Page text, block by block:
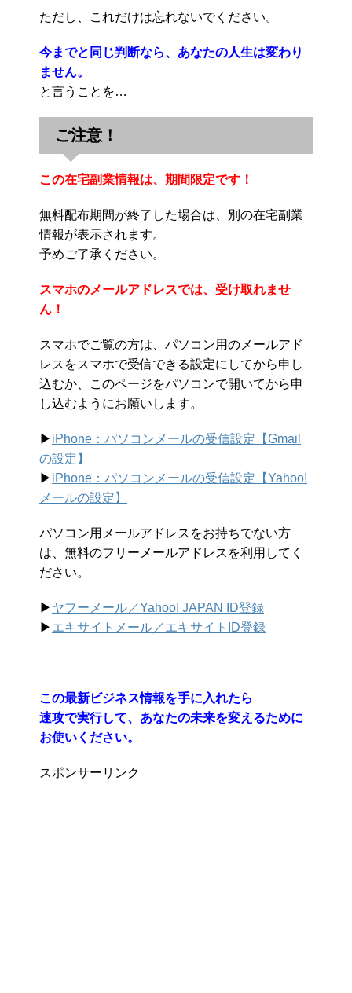
ただし、これだけは忘れないでください。
今までと同じ判断なら、あなたの人生は変わり
ません。
と言うことを…
ご注意！
この在宅副業情報は、期間限定です！
無料配布期間が終了した場合は、別の在宅副業
情報が表示されます。
予めご了承ください。
スマホのメールアドレスでは、受け取れませ
ん！
スマホでご覧の方は、パソコン用のメールアド
レスをスマホで受信できる設定にしてから申し
込むか、このページをパソコンで開いてから申
し込むようにお願いします。
▶︎ iPhone：パソコンメールの受信設定【Gmail
の設定】
▶︎ iPhone：パソコンメールの受信設定【Yahoo!
メールの設定】
パソコン用メールアドレスをお持ちでない方
は、無料のフリーメールアドレスを利用してく
ださい。
▶︎ ヤフーメール／Yahoo! JAPAN ID登録
▶︎ エキサイトメール／エキサイトID登録
この最新ビジネス情報を手に入れたら
速攻で実行して、あなたの未来を変えるために
お使いください。
スポンサーリンク